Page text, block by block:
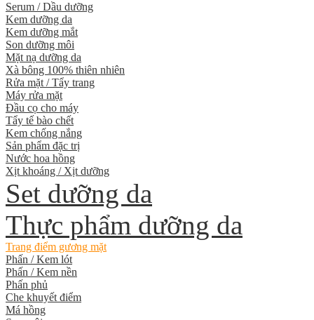
Serum / Dầu dưỡng
Kem dưỡng da
Kem dưỡng mắt
Son dưỡng môi
Mặt nạ dưỡng da
Xà bông 100% thiên nhiên
Rửa mặt / Tẩy trang
Máy rửa mặt
Đầu cọ cho máy
Tẩy tế bào chết
Kem chống nắng
Sản phẩm đặc trị
Nước hoa hồng
Xịt khoáng / Xịt dưỡng
Set dưỡng da
Thực phẩm dưỡng da
Trang điểm gương mặt
Phấn / Kem lót
Phấn / Kem nền
Phấn phủ
Che khuyết điểm
Má hồng